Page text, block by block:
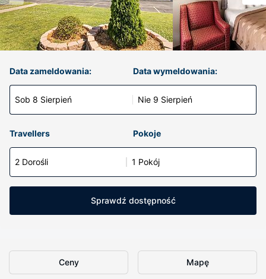
Data zameldowania:
Sob 8 Sierpień
Data wymeldowania:
Nie 9 Sierpień
Travellers Pokoje
2 Dorośli 1 Pokój
Sprawdź dostępność
Ceny Mapę